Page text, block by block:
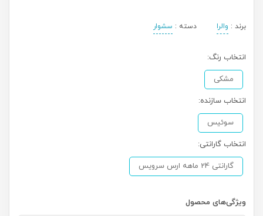
برند : والرا دسته : سشوار
انتخاب رنگ:
مشکی
انتخاب سازنده:
سوئیس
انتخاب گارانتی:
گارانتی 24 ماهه ارس سرویس
ویژگی‌های محصول